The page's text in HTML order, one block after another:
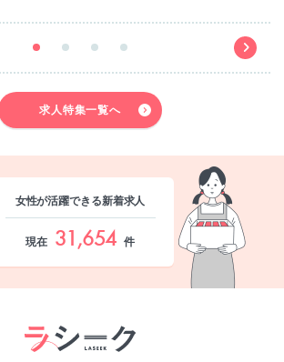
求人特集一覧へ
女性が活躍できる新着求人
現在 31,654 件